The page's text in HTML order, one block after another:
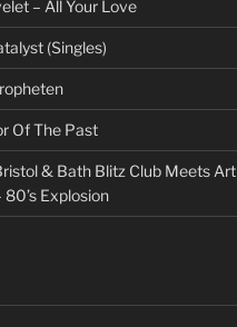
– All Your Love
(Singles)
Of The Past
& Bath Blitz Club Meets Art
Explosion